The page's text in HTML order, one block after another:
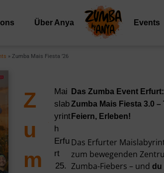
Über Anya Events
» Zumba Mais Fiesta ’26
Z
u
m
Mai
slab
yrint
h
Erfu
rt
25.
Das Zumba Event
Zumba Mais Fiesta 3.0 –
Feiern, Erleben!
Das Erfurter
zum bewegenden
Zumba-Fiebers – unddu